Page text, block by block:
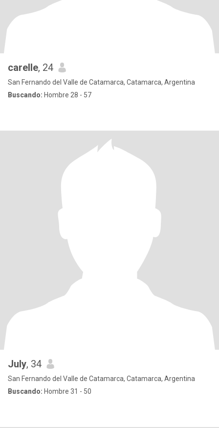
carelle, 24
San Fernando del Valle de Catamarca, Catamarca, Argentina
Buscando: Hombre 28 - 57
July, 34
San Fernando del Valle de Catamarca, Catamarca, Argentina
Buscando: Hombre 31 - 50